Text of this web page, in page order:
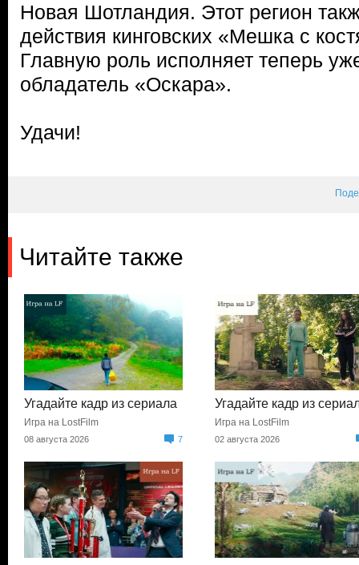
Новая Шотландия. Этот регион
действия кинговских «Мешка с
Главную роль исполняет теперь
обладатель «Оскара».
Удачи!
Читайте также
Угадайте кадр из сериала
Игра на LostFilm
08 августа 2026 7
Угадайте кадр из
Игра на LostFilm
02 августа 2026